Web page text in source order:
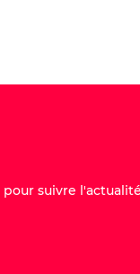
suivre